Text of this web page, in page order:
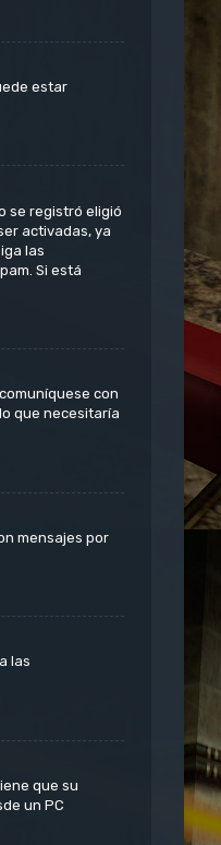
estar
se registró eligió
activadas, ya
las
Si está
con
que necesitaría
mensajes por
las
que su
un PC